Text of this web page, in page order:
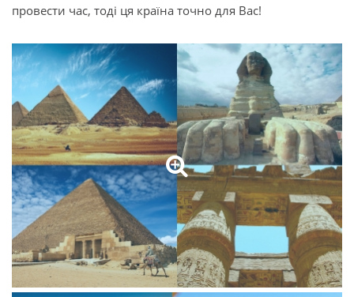
провести час, тоді ця країна точно для Вас!